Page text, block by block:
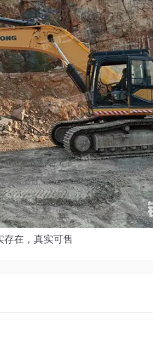
存在，真实可售